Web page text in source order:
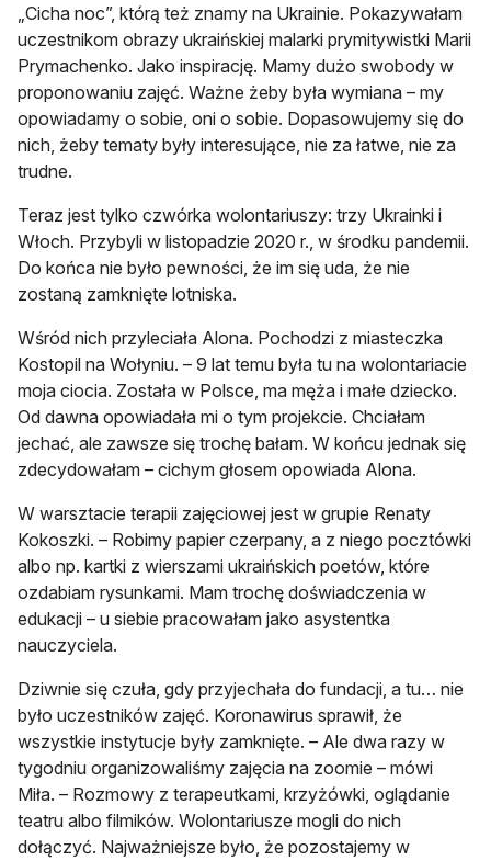
„Cicha noc”, którą też znamy na Ukrainie. Pokazywałam
uczestnikom obrazy ukraińskiej malarki prymitywistki Marii
Prymachenko. Jako inspirację. Mamy dużo swobody w
proponowaniu zajęć. Ważne żeby była wymiana – my
opowiadamy o sobie, oni o sobie. Dopasowujemy się do
nich, żeby tematy były interesujące, nie za łatwe, nie za
trudne.
Teraz jest tylko czwórka wolontariuszy: trzy Ukrainki i
Włoch. Przybyli w listopadzie 2020 r., w środku pandemii.
Do końca nie było pewności, że im się uda, że nie
zostaną zamknięte lotniska.
Wśród nich przyleciała Alona. Pochodzi z miasteczka
Kostopil na Wołyniu. – 9 lat temu była tu na wolontariacie
moja ciocia. Została w Polsce, ma męża i małe dziecko.
Od dawna opowiadała mi o tym projekcie. Chciałam
jechać, ale zawsze się trochę bałam. W końcu jednak się
zdecydowałam – cichym głosem opowiada Alona.
W warsztacie terapii zajęciowej jest w grupie Renaty
Kokoszki. – Robimy papier czerpany, a z niego pocztówki
albo np. kartki z wierszami ukraińskich poetów, które
ozdabiam rysunkami. Mam trochę doświadczenia w
edukacji – u siebie pracowałam jako asystentka
nauczyciela.
Dziwnie się czuła, gdy przyjechała do fundacji, a tu… nie
było uczestników zajęć. Koronawirus sprawił, że
wszystkie instytucje były zamknięte. – Ale dwa razy w
tygodniu organizowaliśmy zajęcia na zoomie – mówi
Miła. – Rozmowy z terapeutkami, krzyżówki, oglądanie
teatru albo filmików. Wolontariusze mogli do nich
dołączyć. Najważniejsze było, że pozostajemy w